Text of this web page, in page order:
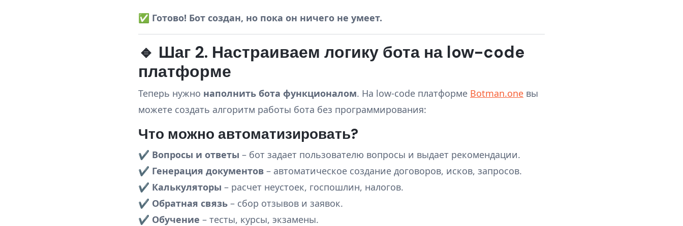
✅ Готово! Бот создан, но пока он ничего не умеет.
🔹 Шаг 2. Настраиваем логику бота на low-code
платформе
Теперь нужно наполнить бота функционалом. На low-code платформе Botman.one вы
можете создать алгоритм работы бота без программирования:
Что можно автоматизировать?
✔ Вопросы и ответы – бот задает пользователю вопросы и выдает рекомендации.
✔ Генерация документов – автоматическое создание договоров, исков, запросов.
✔ Калькуляторы – расчет неустоек, госпошлин, налогов.
✔ Обратная связь – сбор отзывов и заявок.
✔ Обучение – тесты, курсы, экзамены.